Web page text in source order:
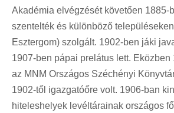
Akadémia elvégzését követően 1885-
szentelték és különböző
Esztergom) szolgált. 1902-ben jáki
1907-ben pápai prelátus lett. Eközben
az MNM Országos Széchényi
1902-től igazgatóőre volt. 1906-ban
hiteleshelyek levéltárainak országos